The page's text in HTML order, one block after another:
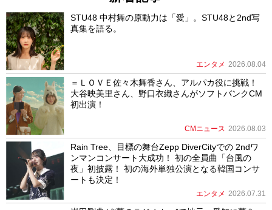
STU48 中村舞の原動力は「愛」。STU48と2nd写
真集を語る。
エンタメ 2026.08.04
＝ＬＯＶＥ佐々木舞香さん、アルパカ役に挑戦！
大谷映美里さん、野口衣織さんがソフトバンクCM
初出演！
CMニュース 2026.08.03
Rain Tree、目標の舞台Zepp DiverCityでの 2ndワ
ンマンコンサート大成功！ 初の全員曲「台風の
夜」初披露！ 初の海外単独公演となる韓国コンサ
ートも決定！
エンタメ 2026.07.31